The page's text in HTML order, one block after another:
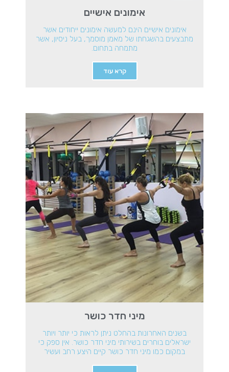
אימונים אישיים
אימונים אישיים הינם למעשה אימונים ייחודים אשר
מתבצעים בהשגחתו של מאמן מוסמך, בעל ניסיון, אשר
מתמחה בתחום.
קרא עוד
מיני חדר כושר
בשנים האחרונות בהחלט ניתן לראות כי יותר ויותר
ישראלים בוחרים בשירותי מיני חדר כושר. אין ספק כי
במקום כמו מיני חדר כושר קיים היצע רחב ועשיר